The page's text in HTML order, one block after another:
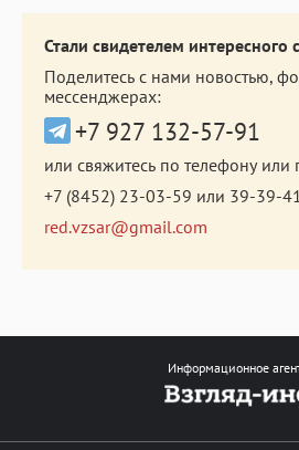
Стали свидетелем интересного
Поделитесь с нами новостью,
мессенджерах:
+7 927 132-57-91
или свяжитесь по телефону или
+7 (8452) 23-03-59 или 39-39-41
red.vzsar@gmail.com
Информационное